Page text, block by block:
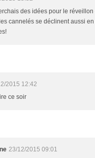
des idées pour le réveillon
cannelés se déclinent aussi en
2015 12:42
ce soir
23/12/2015 09:01